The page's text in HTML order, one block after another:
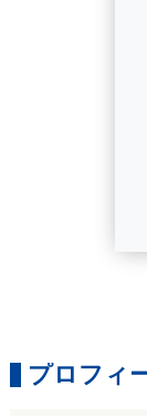
プロフィ